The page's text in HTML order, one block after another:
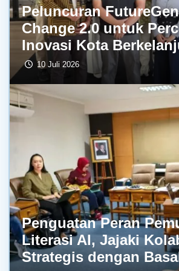
Peluncuran
Change 2.0 untuk
Inovasi Kota
10 Juli 2026
Penguatan Peran
Literasi AI, Jajaki
Strategis dengan